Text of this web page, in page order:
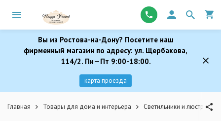
Вы из Ростова-на-Дону? Посетите наш
фирменный магазин по адресу: ул. Щербакова,
114/2. Пн—Пт 9:00-18:00.
карта проезда
Главная Товары для дома и интерьера Светильники и люстры